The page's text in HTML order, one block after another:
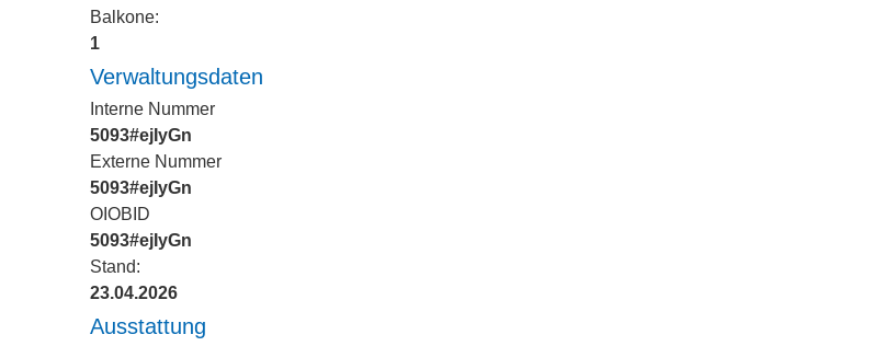
Balkone:
1
Verwaltungsdaten
Interne Nummer
5093#ejIyGn
Externe Nummer
5093#ejIyGn
OIOBID
5093#ejIyGn
Stand:
23.04.2026
Ausstattung